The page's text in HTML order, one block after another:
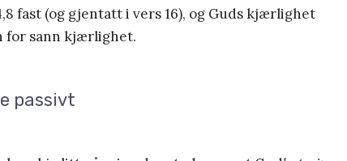
fast (og gjentatt i vers 16), og Guds kjærlighet
for sann kjærlighet.
passivt